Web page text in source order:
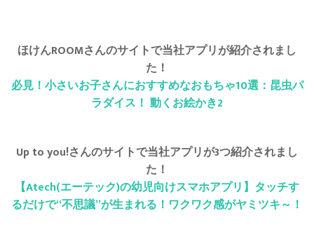
ほけんROOMさんのサイトで当社アプリが紹介されまし
た！
必見！小さいお子さんにおすすめなおもちゃ10選：昆虫パ
ラダイス！ 動くお絵かき2
Up to you!さんのサイトで当社アプリが3つ紹介されまし
た！
【Atech(エーテック)の幼児向けスマホアプリ】タッチす
るだけで“不思議”が生まれる！ワクワク感がヤミツキ～！